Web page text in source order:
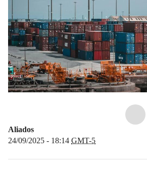
Aliados
24/09/2025 - 18:14 GMT-5